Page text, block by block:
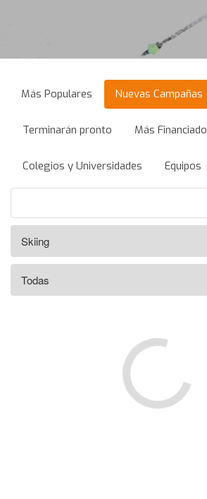
Más Populares Nuevas Campañas
Terminarán pronto Más Financiado
Colegios y Universidades Equipos